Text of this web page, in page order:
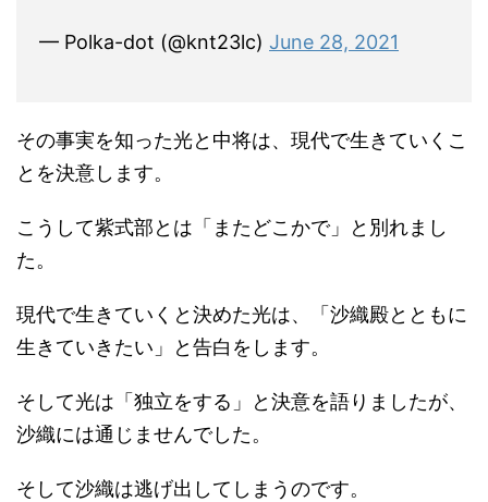
— Polka-dot (@knt23lc) June 28, 2021
その事実を知った光と中将は、現代で生きていくこ
とを決意します。
こうして紫式部とは「またどこかで」と別れまし
た。
現代で生きていくと決めた光は、「沙織殿とともに
生きていきたい」と告白をします。
そして光は「独立をする」と決意を語りましたが、
沙織には通じませんでした。
そして沙織は逃げ出してしまうのです。